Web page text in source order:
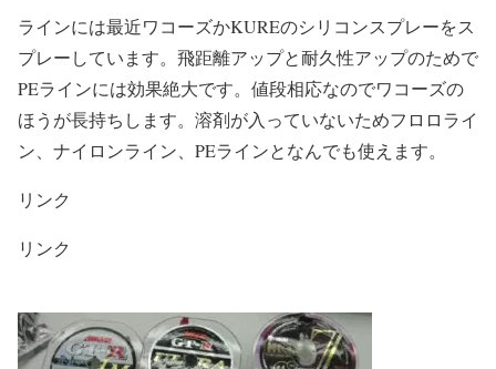
ラインには最近ワコーズかKUREのシリコンスプレーをス
プレーしています。飛距離アップと耐久性アップのためで
PEラインには効果絶大です。値段相応なのでワコーズの
ほうが長持ちします。溶剤が入っていないためフロロライ
ン、ナイロンライン、PEラインとなんでも使えます。
リンク
リンク